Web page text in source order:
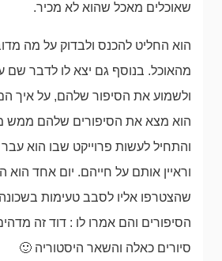
שאוכלים מאכל שהוא לא מכיר.
הוא החליט להכנס ולבדוק על מה
מהאוכל. בנוסף גם יצא לו לדבר
ולשמוע את הסיפור שלהם, על איך
הוא מצא את הסיפורים שלהם ממש
והתחיל לעשות פרוייקט שבו הוא
וראיין אותם על חייהם. יום אחד הוא
שהצטרפו אליו לסבב טעימות
הסיפורים והם אמרו לו : דוד זה
סיורים כאלה והשאר היסטוריה 🙂